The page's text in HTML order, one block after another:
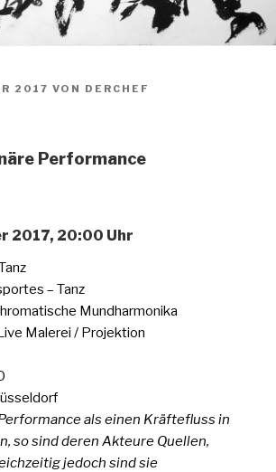
2017 VON DERCHEF
Performance
2017, 20:00 Uhr
– Tanz
Mundharmonika
Malerei / Projektion
als einen Kräftefluss in
so sind deren Akteure Quellen,
jedoch sind sie